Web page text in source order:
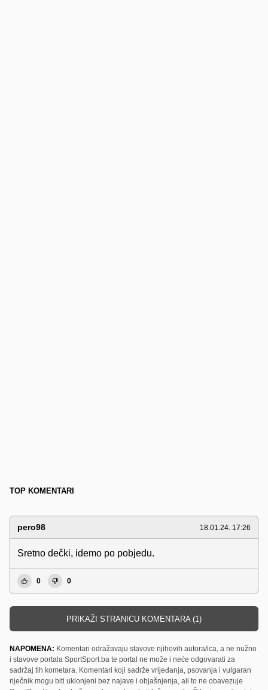
TOP KOMENTARI
pero98 18.01.24. 17:26
Sretno dečki, idemo po pobjedu.
0 0
PRIKAŽI STRANICU KOMENTARA (1)
NAPOMENA: Komentari odražavaju stavove njihovih autora/ica, a ne nužno
i stavove portala SportSport.ba te portal ne može i neće odgovarati za
sadržaj tih kometara. Komentari koji sadrže vrijeđanja, psovanja i vulgaran
riječnik mogu biti uklonjeni bez najave i objašnjenja, ali to ne obavezuje